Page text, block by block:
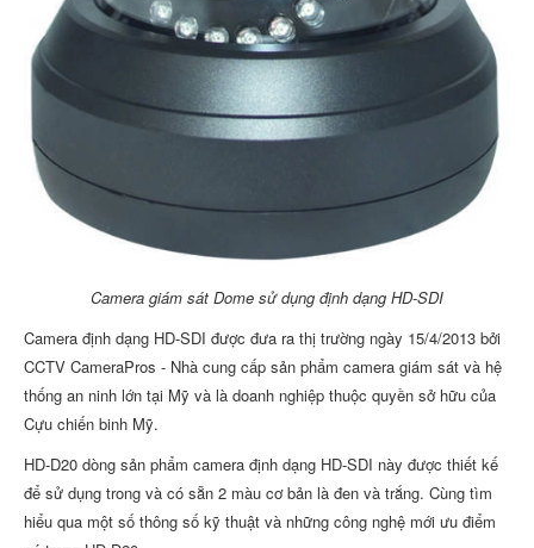
Camera giám sát Dome sử dụng định dạng HD-SDI
Camera định dạng HD-SDI được đưa ra thị trường ngày 15/4/2013 bởi
CCTV CameraPros - Nhà cung cấp sản phẩm camera giám sát và hệ
thống an ninh lớn tại Mỹ và là doanh nghiệp thuộc quyền sở hữu của
Cựu chiến binh Mỹ.
HD-D20 dòng sản phẩm camera định dạng HD-SDI này được thiết kế
để sử dụng trong và có sẵn 2 màu cơ bản là đen và trắng. Cùng tìm
hiểu qua một số thông số kỹ thuật và những công nghệ mới ưu điểm